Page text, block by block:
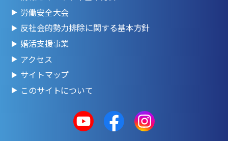
労働安全大会
反社会的勢力排除に関する基本方針
婚活支援事業
アクセス
サイトマップ
このサイトについて